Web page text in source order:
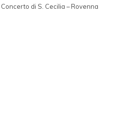
Concerto di S. Cecilia – Rovenna